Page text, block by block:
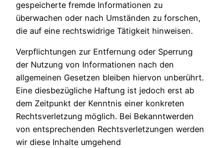
gespeicherte fremde Informationen zu
überwachen oder nach Umständen zu forschen,
die auf eine rechtswidrige Tätigkeit hinweisen.
Verpflichtungen zur Entfernung oder Sperrung
der Nutzung von Informationen nach den
allgemeinen Gesetzen bleiben hiervon unberührt.
Eine diesbezügliche Haftung ist jedoch erst ab
dem Zeitpunkt der Kenntnis einer konkreten
Rechtsverletzung möglich. Bei Bekanntwerden
von entsprechenden Rechtsverletzungen werden
wir diese Inhalte umgehend